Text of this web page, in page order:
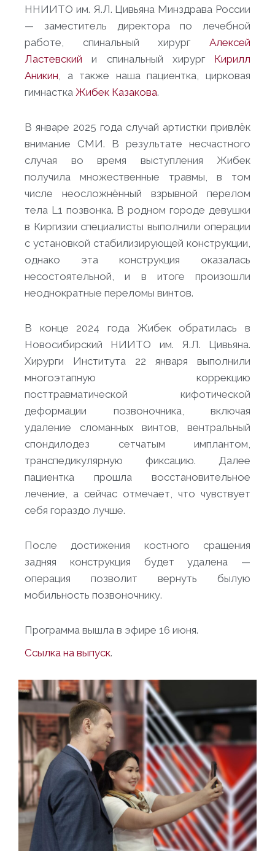
ННИИТО им. Я.Л. Цивьяна Минздрава России
— заместитель директора по лечебной
работе, спинальный хирург Алексей
Ластевский и спинальный хирург Кирилл
Аникин, а также наша пациентка, цирковая
гимнастка Жибек Казакова.
В январе 2025 года случай артистки привлёк
внимание СМИ. В результате несчастного
случая во время выступления Жибек
получила множественные травмы, в том
числе неосложнённый взрывной перелом
тела L1 позвонка. В родном городе девушки
в Киргизии специалисты выполнили операции
с установкой стабилизирующей конструкции,
однако эта конструкция оказалась
несостоятельной, и в итоге произошли
неоднократные переломы винтов.
В конце 2024 года Жибек обратилась в
Новосибирский НИИТО им. Я.Л. Цивьяна.
Хирурги Института 22 января выполнили
многоэтапную коррекцию
посттравматической кифотической
деформации позвоночника, включая
удаление сломанных винтов, вентральный
спондилодез сетчатым имплантом,
транспедикулярную фиксацию. Далее
пациентка прошла восстановительное
лечение, а сейчас отмечает, что чувствует
себя гораздо лучше.
После достижения костного сращения
задняя конструкция будет удалена —
операция позволит вернуть былую
мобильность позвоночнику.
Программа вышла в эфире 16 июня.
Ссылка на выпуск.